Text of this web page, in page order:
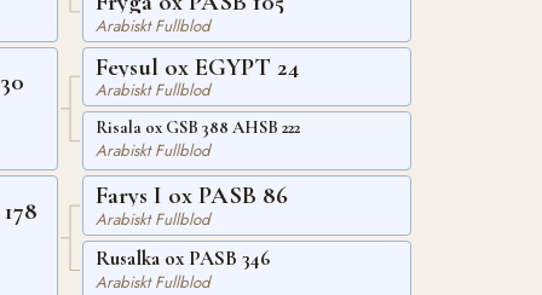
Arabiskt Fullblod
Feysul ox EGYPT 24
Arabiskt Fullblod
Risala ox GSB 388 AHSB 222
Arabiskt Fullblod
Farys I ox PASB 86
Arabiskt Fullblod
Rusalka ox PASB 346
Arabiskt Fullblod